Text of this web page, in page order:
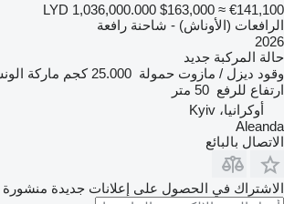
LYD 1,036,000.000 $163,000 ≈ €141,100
الرافعات (الأوناش) - شاحنة رافعة
2026
حالة المركبة جديد
وقود ديزل / مازوت حمولة 25.000 كجم ماركة
ارتفاع للرفع 50 متر
أوكرانيا، Kyiv
Aleanda
الاتصال بالبائع
الاشتراك في الحصول على إعلانات جديدة